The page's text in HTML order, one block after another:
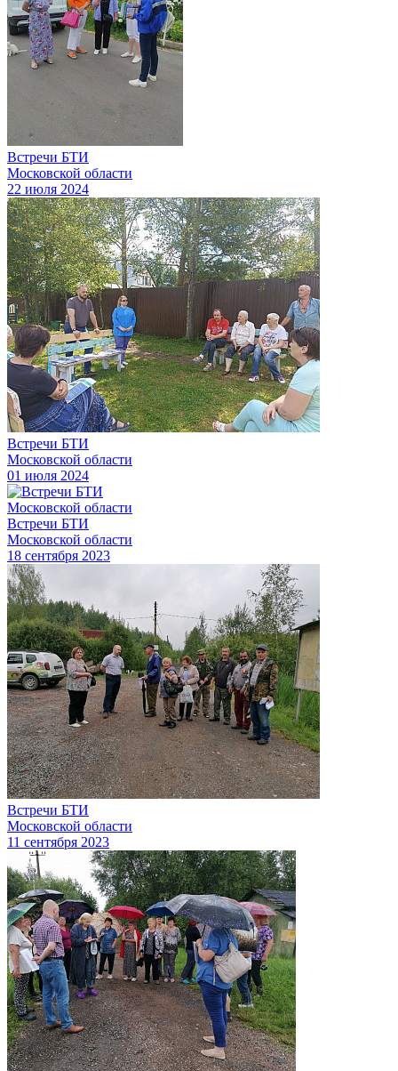
Встречи БТИ
Московской области
22 июля 2024
Встречи БТИ
Московской области
01 июля 2024
Встречи БТИ
Московской области
18 сентября 2023
Встречи БТИ
Московской области
11 сентября 2023